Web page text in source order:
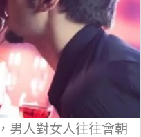
男人對女人往往會朝